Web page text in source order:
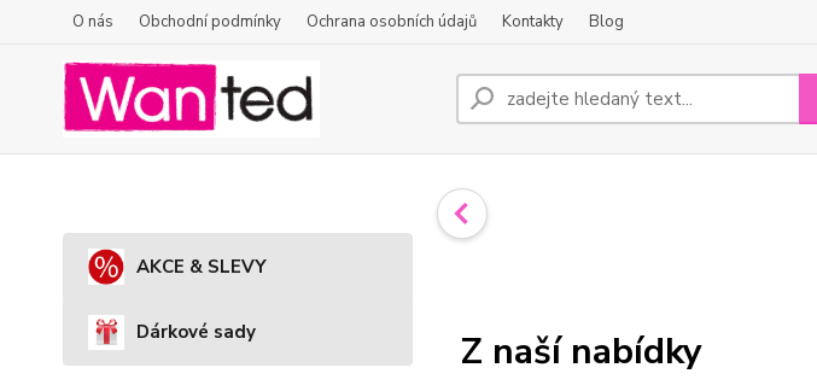
O nás Obchodní podmínky Ochrana osobních údajů Kontakty Blog
AKCE & SLEVY
Dárkové sady Z naší nabídky